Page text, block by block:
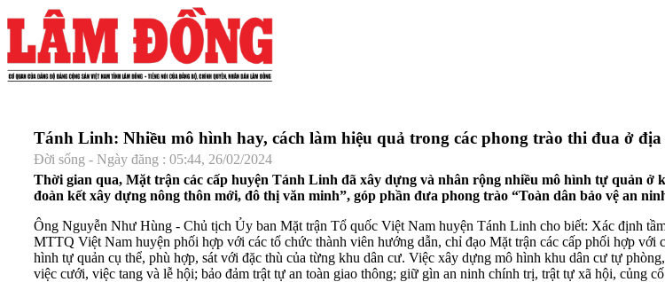
Tánh Linh: Nhiều mô hình hay, cách làm hiệu quả trong các phong trào thi đua ở
Đời sống - Ngày đăng : 05:44, 26/02/2024
Thời gian qua, Mặt trận các cấp huyện Tánh Linh đã xây dựng và nhân rộng nhiều mô hình tự quản ở
đoàn kết xây dựng nông thôn mới, đô thị văn minh”, góp phần đưa phong trào “Toàn dân bảo vệ an
Ông Nguyễn Như Hùng - Chủ tịch Ủy ban Mặt trận Tổ quốc Việt Nam huyện Tánh Linh cho biết: Xác định
MTTQ Việt Nam huyện phối hợp với các tổ chức thành viên hướng dẫn, chỉ đạo Mặt trận các cấp phối hợp
hình tự quản cụ thể, phù hợp, sát với đặc thù của từng khu dân cư. Việc xây dựng mô hình khu dân cư tự
việc cưới, việc tang và lễ hội; bảo đảm trật tự an toàn giao thông; giữ gìn an ninh chính trị, trật tự xã hội, củng